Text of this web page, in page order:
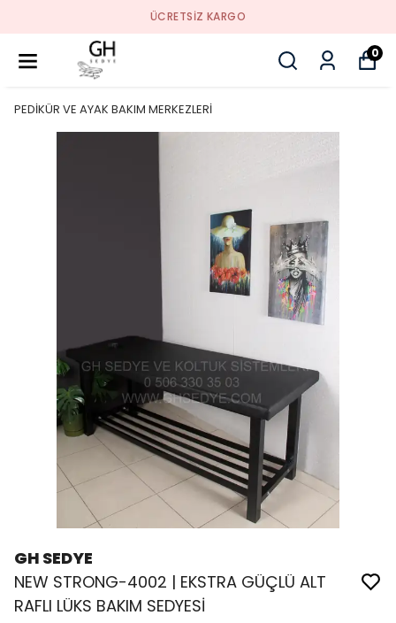
ÜCRETSIZ KARGO
0
PEDİKÜR VE AYAK BAKIM MERKEZLERİ
GH SEDYE
NEW STRONG-4002 | EKSTRA GÜÇLÜ ALT
RAFLI LÜKS BAKIM SEDYESİ